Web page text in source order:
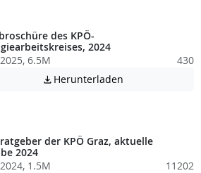
des KPÖ-
2024
6.5M
430
 Herunterladen
der KPÖ Graz, aktuelle
2024
1.5M
11202